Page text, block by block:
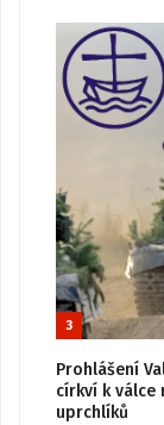
3
Prohlášení
církví k válce
uprchlíků